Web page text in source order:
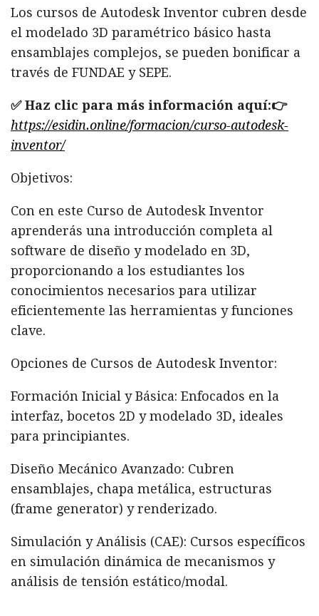
Los cursos de Autodesk Inventor cubren desde
el modelado 3D paramétrico básico hasta
ensamblajes complejos, se pueden bonificar a
través de FUNDAE y SEPE.
✅ Haz clic para más información aquí:👉
https://esidin.online/formacion/curso-autodesk-
inventor/
Objetivos:
Con en este Curso de Autodesk Inventor
aprenderás una introducción completa al
software de diseño y modelado en 3D,
proporcionando a los estudiantes los
conocimientos necesarios para utilizar
eficientemente las herramientas y funciones
clave.
Opciones de Cursos de Autodesk Inventor:
Formación Inicial y Básica: Enfocados en la
interfaz, bocetos 2D y modelado 3D, ideales
para principiantes.
Diseño Mecánico Avanzado: Cubren
ensamblajes, chapa metálica, estructuras
(frame generator) y renderizado.
Simulación y Análisis (CAE): Cursos específicos
en simulación dinámica de mecanismos y
análisis de tensión estático/modal.